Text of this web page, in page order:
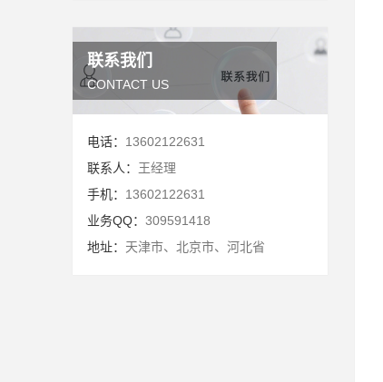
联系我们
CONTACT US
电话： 13602122631
联系人： 王经理
手机： 13602122631
业务QQ： 309591418
地址： 天津市、北京市、河北省